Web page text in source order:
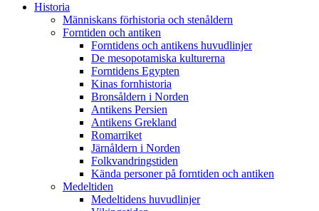
Historia
Människans förhistoria och stenåldern
Forntiden och antiken
Forntidens och antikens huvudlinjer
De mesopotamiska kulturerna
Forntidens Egypten
Kinas fornhistoria
Bronsåldern i Norden
Antikens Persien
Antikens Grekland
Romarriket
Järnåldern i Norden
Folkvandringstiden
Kända personer på forntiden och antiken
Medeltiden
Medeltidens huvudlinjer